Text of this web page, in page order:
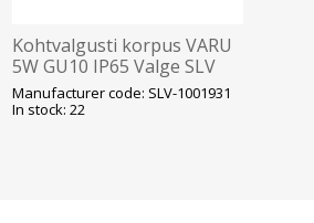
Kohtvalgusti korpus VARU
5W GU10 IP65 Valge SLV
Manufacturer code: SLV-1001931
In stock: 22